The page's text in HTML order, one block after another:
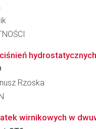
Rzoska
wirnikowych w